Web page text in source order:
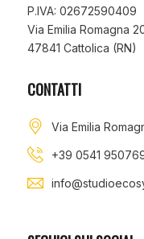
P.IVA: 02672590409
Via Emilia Romagna
47841 Cattolica (RN)
CONTATTI
Via Emilia
+39 0541